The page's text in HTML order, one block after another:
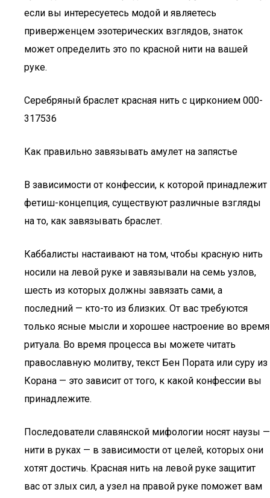
если вы интересуетесь модой и являетесь
приверженцем эзотерических взглядов, знаток
может определить это по красной нити на вашей
руке.
Серебряный браслет красная нить с цирконием 000-
317536
Как правильно завязывать амулет на запястье
В зависимости от конфессии, к которой принадлежит
фетиш-концепция, существуют различные взгляды
на то, как завязывать браслет.
Каббалисты настаивают на том, чтобы красную нить
носили на левой руке и завязывали на семь узлов,
шесть из которых должны завязать сами, а
последний — кто-то из близких. От вас требуются
только ясные мысли и хорошее настроение во время
ритуала. Во время процесса вы можете читать
православную молитву, текст Бен Пората или суру из
Корана — это зависит от того, к какой конфессии вы
принадлежите.
Последователи славянской мифологии носят наузы —
нити в руках — в зависимости от целей, которых они
хотят достичь. Красная нить на левой руке защитит
вас от злых сил, а узел на правой руке поможет вам